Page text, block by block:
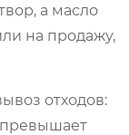
а масло
на продажу,
отходов:
превышает